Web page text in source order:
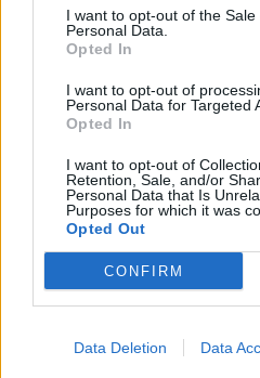
I want to opt-out of the Sale
Personal Data.
Opted In
I want to opt-out of
Personal Data for Targeted
Opted In
I want to opt-out of
Retention, Sale, and/or
Personal Data that Is
Purposes for which it was
Opted Out
CONFIRM
Data Deletion Data